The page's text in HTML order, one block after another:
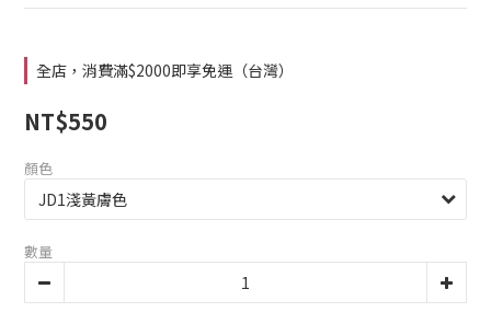
全店，消費滿$2000即享免運（台灣）
NT$550
顏色
數量